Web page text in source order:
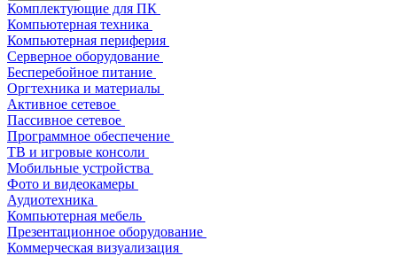
Комплектующие для ПК
Компьютерная техника
Компьютерная периферия
Серверное оборудование
Бесперебойное питание
Оргтехника и материалы
Активное сетевое
Пассивное сетевое
Программное обеспечение
ТВ и игровые консоли
Мобильные устройства
Фото и видеокамеры
Аудиотехника
Компьютерная мебель
Презентационное оборудование
Коммерческая визуализация